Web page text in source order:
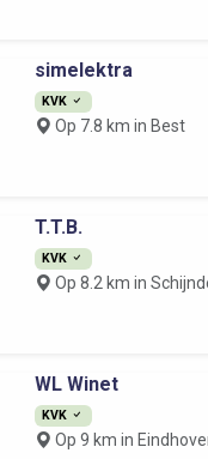
simelektra
KVK
Op 7.8 km in Best
T.T.B.
KVK
Op 8.2 km in
WL Winet
KVK
Op 9 km in